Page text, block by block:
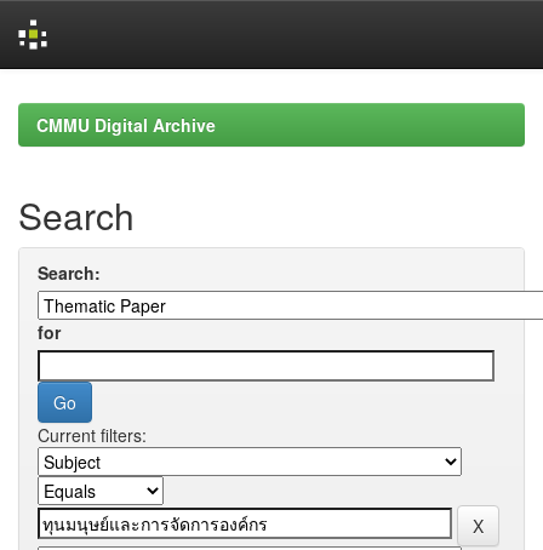
navigationCMMU Digital Archive
Search
Search:
for
Current filters: